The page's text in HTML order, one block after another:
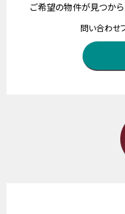
ご希望の物件が見つから
問い合わせ